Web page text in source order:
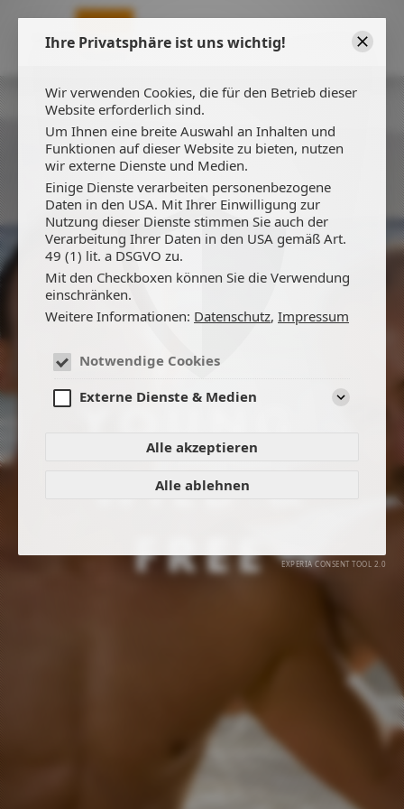
Ihre Privatsphäre ist uns wichtig!
Wir verwenden Cookies, die für den Betrieb dieser
Website erforderlich sind.
Um Ihnen eine breite Auswahl an Inhalten und
Funktionen auf dieser Website zu bieten, nutzen
wir externe Dienste und Medien.
Einige Dienste verarbeiten personenbezogene
Daten in den USA. Mit Ihrer Einwilligung zur
Nutzung dieser Dienste stimmen Sie auch der
Verarbeitung Ihrer Daten in den USA gemäß Art.
49 (1) lit. a DSGVO zu.
Mit den Checkboxen können Sie die Verwendung
einschränken.
Weitere Informationen: Datenschutz, Impressum
Notwendige Cookies
Externe Dienste & Medien
Aufklappen
Alle akzeptieren
Alle ablehnen